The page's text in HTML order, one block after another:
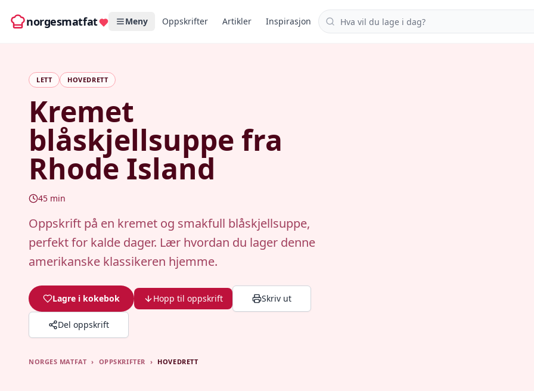
norgesmatfat Meny Oppskrifter Artikler Inspirasjon Søk i oppskrifter
LETT HOVEDRETT
Kremet
blåskjellsuppe fra
Rhode Island
45 min
Oppskrift på en kremet og smakfull blåskjellsuppe,
perfekt for kalde dager. Lær hvordan du lager denne
amerikanske klassikeren hjemme.
Lagre i kokebok Hopp til oppskrift Skriv ut
Del oppskrift
NORGES MATFAT › OPPSKRIFTER › HOVEDRETT